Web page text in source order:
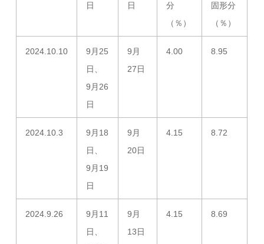
日
日
分
（％）
固形分
（％）
2024.10.10
9月25
日、
9月26
日
9月
27日
4.00 8.95
2024.10.3
9月18
日、
9月19
日
9月
20日
4.15 8.72
2024.9.26
9月11
日、
9月
13日
4.15 8.69